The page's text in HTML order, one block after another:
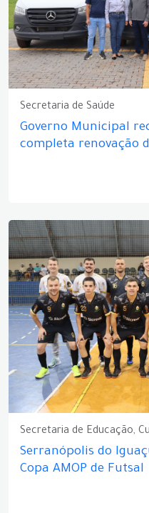
Secretaria de Saúde
Governo Municipal
completa renovação
Secretaria de Educação,
Serranópolis do
Copa AMOP de Futsal